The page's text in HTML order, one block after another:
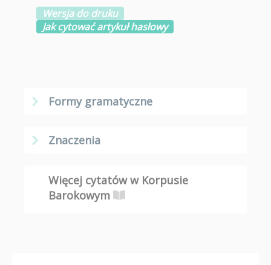
Wersja do druku
Jak cytować artykuł hasłowy
Formy gramatyczne
Znaczenia
Więcej cytatów w Korpusie
Barokowym